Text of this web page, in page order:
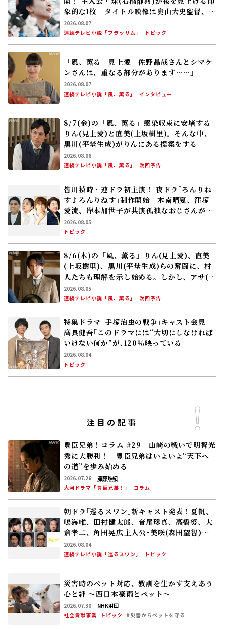
象的な1枚 タイトル映像は奥山大史監督、語
りは三條雅幸アナ 2026年度後期放送
2026.08.07
連続テレビ小説「ブラッサム」
トピック
「風、薫る」見上愛「佐野晶哉さんとシマケ
ンさんは、重なる部分があります……」
2026.08.07
連続テレビ小説「風、薫る」
インタビュー
8/7(金)の「風、薫る」感染収束に安堵する
りん(見上愛)と直美(上坂樹里)。そんな中、
黒川(平埜生成)がりんにある提案をする
2026.08.06
連続テレビ小説「風、薫る」
次回予告
皆川猿時・連ドラ初主演！ 夜ドラ｢ろんりね
す♪ろんりねす｣制作開始 木南晴夏、窪塚
愛流、岸本加世子が共演――孤独なおじさんが､
人生でやり残したことに向き合う
2026.08.05
トピック
8/6(木)の「風、薫る」りん(見上愛)、直美
(上坂樹里)、黒川(平埜生成)らの奮闘に、村
人たちも理解を示し始める。しかし、アサ(美
山加恋)の容体はなかなか改善せず……
2026.08.05
連続テレビ小説「風、薫る」
次回予告
特集ドラマ｢手塚治虫の戦争｣キャスト会見
高良健吾｢このドラマには“大切にしなければ
いけない何か”が､120％映っている」
2026.08.04
トピック
注目の記事
豊臣兄弟！コラム #29 山崎の戦いで明智光
秀に大勝利！ 豊臣兄弟はいよいよ“天下へ
の道”を歩み始める
2026.07.26
遠藤珠紀
大河ドラマ「豊臣兄弟！」
コラム
朝ドラ｢巡るスワン｣新キャスト発表！夏帆、
鳴海唯、田村健太郎、音尾琢真、高橋努、大
倉孝二、角田晃広――主人公･美咲(森田望智)が
交流する警察署の人々 2027年度前期放送
2026.08.04
連続テレビ小説「巡るスワン」
トピック
災害時のペット対応、教訓を生かす――支えあう
心と絆 〜西日本豪雨とペット〜
2026.07.30
NHK財団
社会貢献事業
トピック #災害からペットを守る